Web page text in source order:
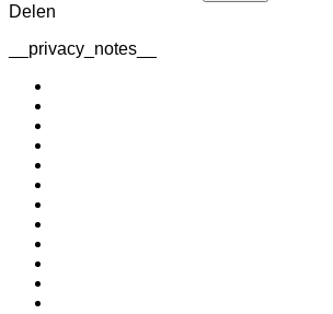
Delen
__privacy_notes__